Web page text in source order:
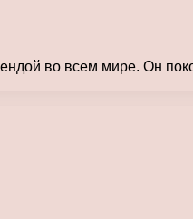
во всем мире. Он